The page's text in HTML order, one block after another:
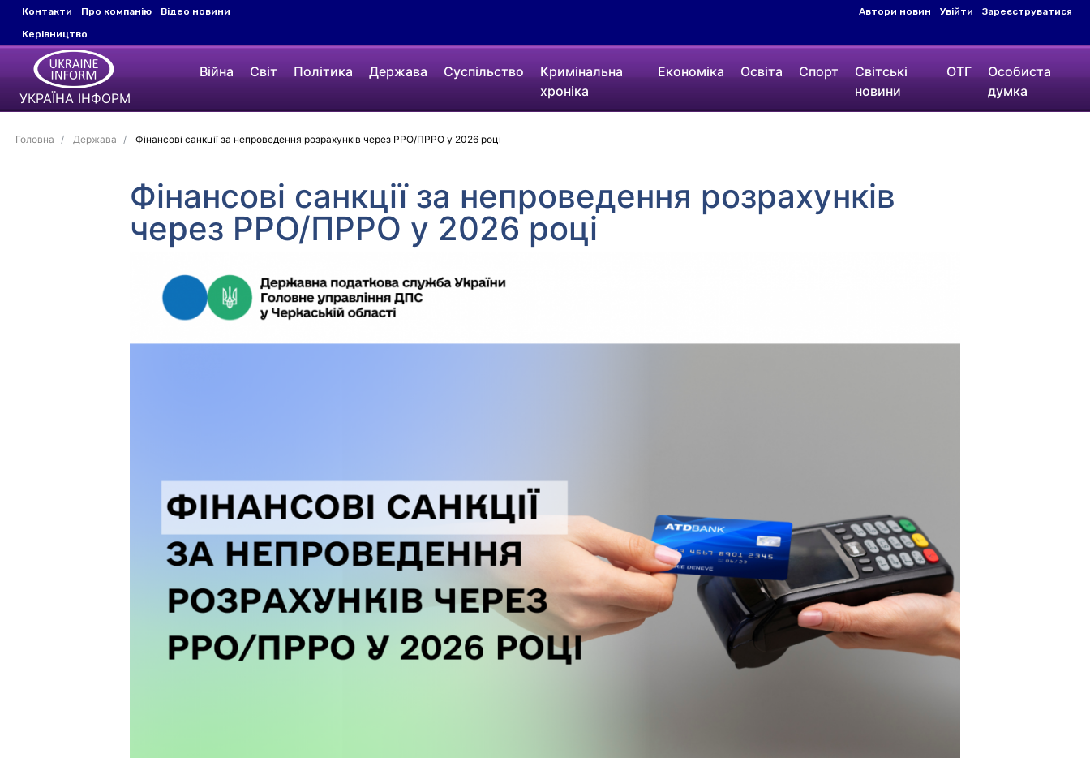
Контакти Про компанію
Відео новини
Керівництво
Автори новин Увійти Зареєструватися
УКРАЇНА ІНФОРМ
Війна Світ Політика Держава Суспільство
Кримінальна
хроніка
Економіка Освіта Спорт
Світські
новини
ОТГ
Особиста
думка
Головна Держава Фінансові санкції за непроведення розрахунків через РРО/ПРРО у 2026 році
Фінансові санкції за непроведення розрахунків
через РРО/ПРРО у 2026 році